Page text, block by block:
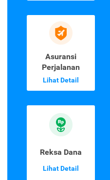
Asuransi
Perjalanan
Lihat Detail
Reksa Dana
Lihat Detail